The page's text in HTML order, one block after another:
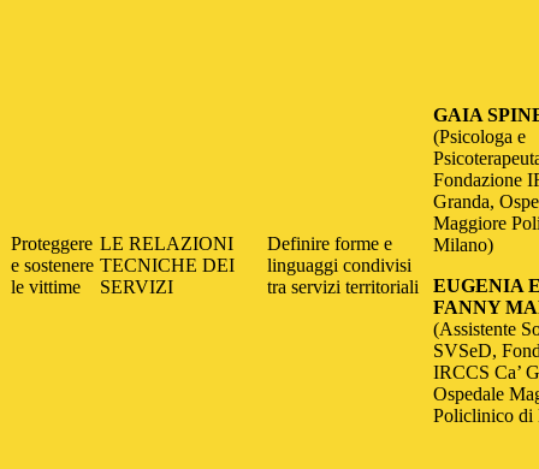
Proteggere
e sostenere
le vittime
LE RELAZIONI
TECNICHE DEI
SERVIZI
Definire forme e
linguaggi condivisi
tra servizi territoriali
GAIA
(Psicologa e
Fondazione
Granda,
Maggiore
Milano)
EUGENIA
FANNY
(Assistente
SVSeD,
IRCCS Ca’
Ospedale
Policlinico di